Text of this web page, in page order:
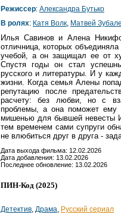
Режиссер: Александра Бутько
В ролях: Катя Волк, Матвей
Илья Савинов и Алена
отличница, которых
учебой, а он защищал ее от
Спустя годы он стал
русского и литературы. И у
жизни. Когда семья Алены
репутацию после
расчету: без любви, но с
проблемы, а она поможет ему
мишенью для бывшей невесты
тем временем сами супруги
не влюбиться друг в друга -
Дата выхода фильма: 12.02.2026
Дата добавления: 13.02.2026
Последнее обновление: 13.02.2026
ПИН-Код (2025)
Детектив, Драма, Русский сериал